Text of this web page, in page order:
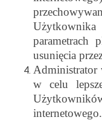
parametrach
usunięcia
Administrator
w celu